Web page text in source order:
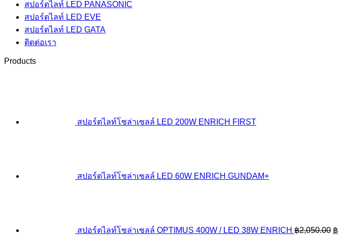
สปอร์ตไลท์ LED PANASONIC
สปอร์ตไลท์ LED EVE
สปอร์ตไลท์ LED GATA
ติดต่อเรา
Products
สปอร์ตไลท์โซล่าเซลล์ LED 200W ENRICH FIRST
สปอร์ตไลท์โซล่าเซลล์ LED 60W ENRICH GUNDAM+
สปอร์ตไลท์โซล่าเซลล์ OPTIMUS 400W / LED 38W ENRICH ฿2,050.00 ฿